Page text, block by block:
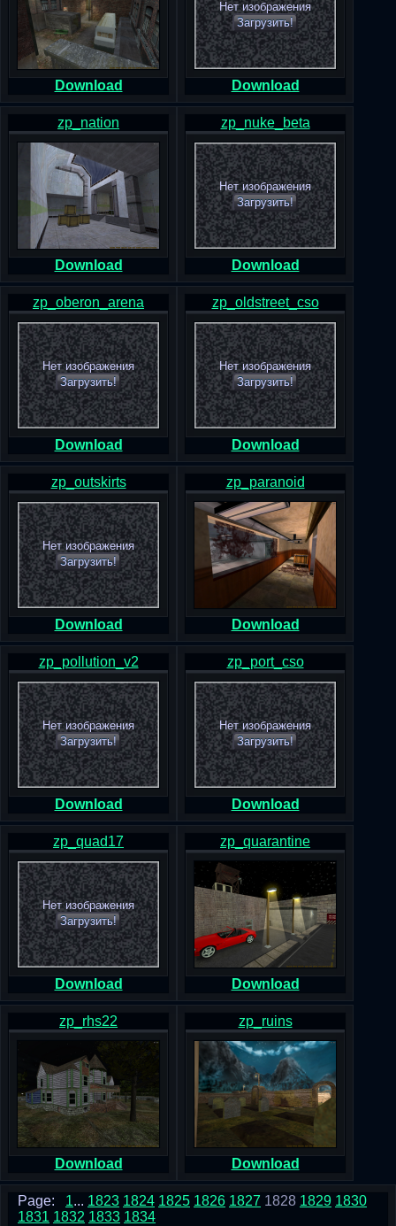
Download
Нет изображения
Загрузить!
Download
zp_nation
Download
zp_nuke_beta
Нет изображения
Загрузить!
Download
zp_oberon_arena
Нет изображения
Загрузить!
Download
zp_oldstreet_cso
Нет изображения
Загрузить!
Download
zp_outskirts
Нет изображения
Загрузить!
Download
zp_paranoid
Download
zp_pollution_v2
Нет изображения
Загрузить!
Download
zp_port_cso
Нет изображения
Загрузить!
Download
zp_quad17
Нет изображения
Загрузить!
Download
zp_quarantine
Download
zp_rhs22
Download
zp_ruins
Download
Page: 1... 1823 1824 1825 1826 1827 1828 1829 1830
1831 1832 1833 1834